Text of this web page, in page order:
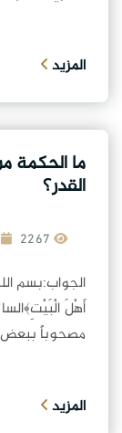
المزيد
ما الحكمة
القدر؟
2023-09-11
الجواب:بسم
أَهْلَ
مصحوباً
المزيد